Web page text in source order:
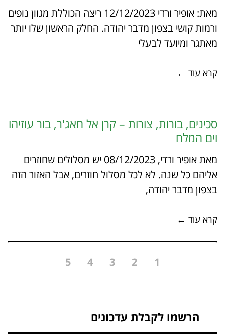
מאת: אופיר ורדי 12/12/2023 ריצה הכוללת מגוון נופים
ורמות קושי בצפון מדבר יהודה. החלק הראשון שלו יותר
מאתגר ומיועד לבעלי
קרא עוד ←
סכינים, בורות, צורות – קרן אל חאג'ר, בור עוזיהו
וים המלח
מאת אופיר ורדי, 08/12/2023 יש מסלולים שחוזרים
אליהם כל שנה. לא לכל מסלול חוזרים, אבל האזור הזה
בצפון מדבר יהודה,
קרא עוד ←
1
2
3
4
5
הרשמו לקבלת עדכונים